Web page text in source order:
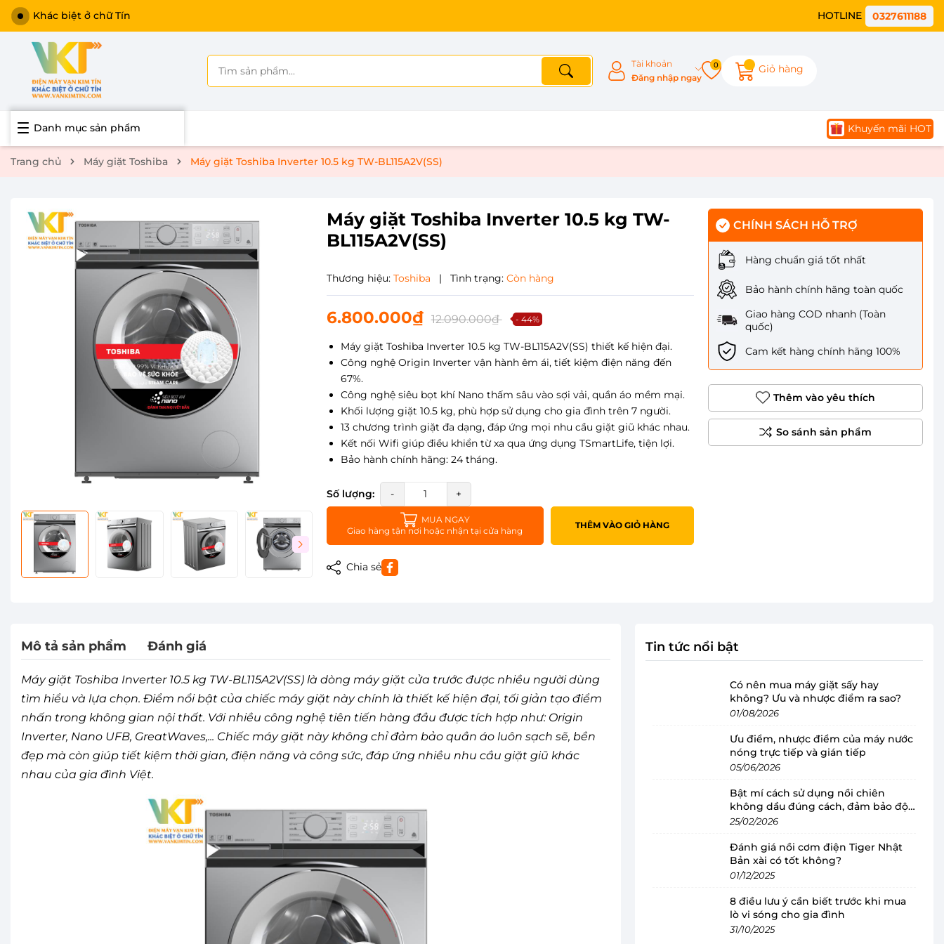
Khác biệt ở chữ Tín HOTLINE 0327611188
Tài khoản
Đăng nhập ngay
0 Giỏ hàng
Danh mục sản phẩm Khuyến mãi HOT
Trang chủ Máy giặt Toshiba Máy giặt Toshiba Inverter 10.5 kg TW-BL115A2V(SS)
Máy giặt Toshiba Inverter 10.5 kg TW-
BL115A2V(SS)
Thương hiệu: Toshiba | Tình trạng: Còn hàng
6.800.000₫ 12.090.000₫ - 44%
Máy giặt Toshiba Inverter 10.5 kg TW-BL115A2V(SS) thiết kế hiện đại.
Công nghệ Origin Inverter vận hành êm ái, tiết kiệm điện năng đến
67%.
Công nghệ siêu bọt khí Nano thấm sâu vào sợi vải, quần áo mềm mại.
Khối lượng giặt 10.5 kg, phù hợp sử dụng cho gia đình trên 7 người.
13 chương trình giặt đa dạng, đáp ứng mọi nhu cầu giặt giũ khác nhau.
Kết nối Wifi giúp điều khiển từ xa qua ứng dụng TSmartLife, tiện lợi.
Bảo hành chính hãng: 24 tháng.
Số lượng: - +
MUA NGAY
Giao hàng tận nơi hoặc nhận tại cửa hàng
THÊM VÀO GIỎ HÀNG
Chia sẻ
CHÍNH SÁCH HỖ TRỢ
Hàng chuẩn giá tốt nhất
Bảo hành chính hãng toàn quốc
Giao hàng COD nhanh (Toàn
quốc)
Cam kết hàng chính hãng 100%
Thêm vào yêu thích
Mô tả sản phẩm Đánh giá
Máy giặt Toshiba Inverter 10.5 kg TW-BL115A2V(SS) là dòng máy giặt cửa trước được nhiều người dùng
tìm hiểu và lựa chọn. Điểm nổi bật của chiếc máy giặt này chính là thiết kế hiện đại, tối giản tạo điểm
nhấn trong không gian nội thất. Với nhiều công nghệ tiên tiến hàng đầu được tích hợp như: Origin
Inverter, Nano UFB, GreatWaves,... Chiếc máy giặt này không chỉ đảm bảo quần áo luôn sạch sẽ, bền
đẹp mà còn giúp tiết kiệm thời gian, điện năng và công sức, đáp ứng nhiều nhu cầu giặt giũ khác
nhau của gia đình Việt.
Tin tức nổi bật
Có nên mua máy giặt sấy hay
không? Ưu và nhược điểm ra sao?
01/08/2026
Ưu điểm, nhược điểm của máy nước
nóng trực tiếp và gián tiếp
05/06/2026
Bật mí cách sử dụng nồi chiên
không dầu đúng cách, đảm bảo độ
bền
25/02/2026
Đánh giá nồi cơm điện Tiger Nhật
Bản xài có tốt không?
01/12/2025
8 điều lưu ý cần biết trước khi mua
lò vi sóng cho gia đình
31/10/2025